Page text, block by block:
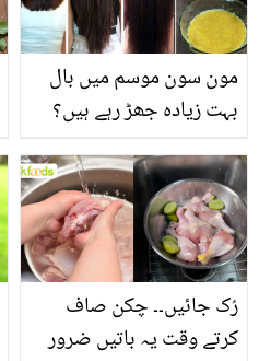
مون سون موسم میں بال
بہت زیادہ جھڑ رہے ہیں؟
بنانے کے چند قدرتی طریقے
رُک جائیں۔۔ چکن صاف
کرتے وقت یہ باتیں ضرور